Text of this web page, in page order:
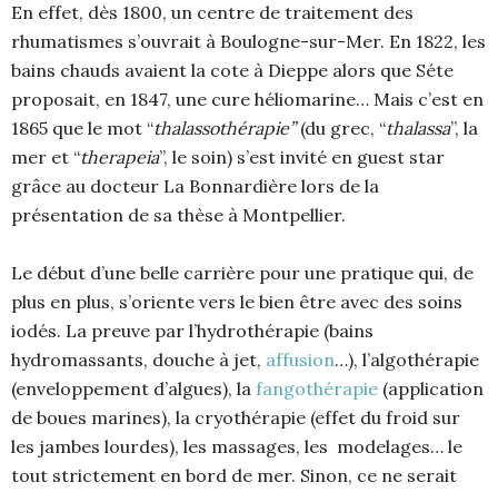
En effet, dès 1800, un centre de traitement des
rhumatismes s’ouvrait à Boulogne-sur-Mer. En 1822, les
bains chauds avaient la cote à Dieppe alors que Séte
proposait, en 1847, une cure héliomarine… Mais c’est en
1865 que le mot “thalassothérapie”(du grec, “thalassa”, la
mer et “therapeia”, le soin) s’est invité en guest star
grâce au docteur La Bonnardière lors de la
présentation de sa thèse à Montpellier.
Le début d’une belle carrière pour une pratique qui, de
plus en plus, s’oriente vers le bien être avec des soins
iodés. La preuve par l’hydrothérapie (bains
hydromassants, douche à jet, affusion…), l’algothérapie
(enveloppement d’algues), la fangothérapie (application
de boues marines), la cryothérapie (effet du froid sur
les jambes lourdes), les massages, les modelages… le
tout strictement en bord de mer. Sinon, ce ne serait